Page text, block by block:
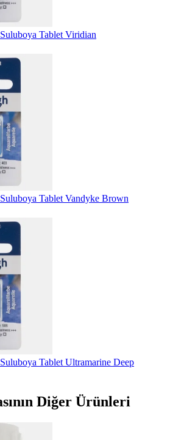
Tablet Viridian
Tablet Vandyke Brown
Tablet Ultramarine Deep
Diğer Ürünleri